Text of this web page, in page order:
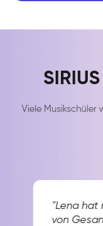
SIRIUS
Viele Musikschüler
"Lena hat
von